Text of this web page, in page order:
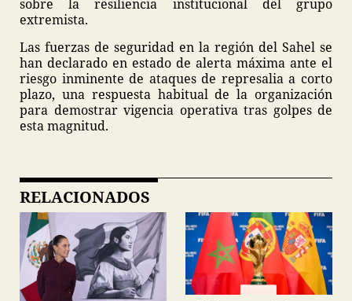
sobre la resiliencia institucional del grupo
extremista.
Las fuerzas de seguridad en la región del Sahel se
han declarado en estado de alerta máxima ante el
riesgo inminente de ataques de represalia a corto
plazo, una respuesta habitual de la organización
para demostrar vigencia operativa tras golpes de
esta magnitud.
RELACIONADOS